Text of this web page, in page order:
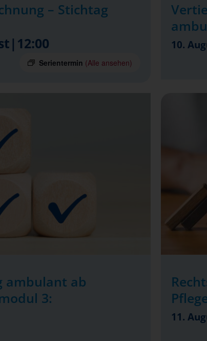
– Stichtag
Serientermin (Alle ansehen)
10.
ambulant ab
3:
11.